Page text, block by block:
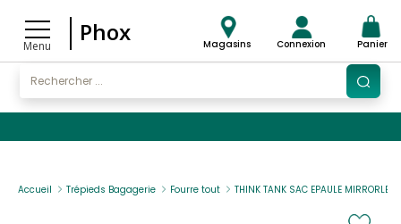
Menu
Phox Magasins Connexion Panier
Accueil Trépieds Bagagerie Fourre tout THINK TANK SAC EPAULE